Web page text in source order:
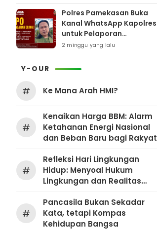
Polres Pamekasan Buka
Kanal WhatsApp Kapolres
untuk Pelaporan
Keberadaan DPO AEF
2 minggu yang lalu
Y-OUR
# Ke Mana Arah HMI?
#
Kenaikan Harga BBM: Alarm
Ketahanan Energi Nasional
dan Beban Baru bagi Rakyat
#
Refleksi Hari Lingkungan
Hidup: Menyoal Hukum
Lingkungan dan Realitas
#
Pancasila Bukan Sekadar
Kata, tetapi Kompas
Kehidupan Bangsa